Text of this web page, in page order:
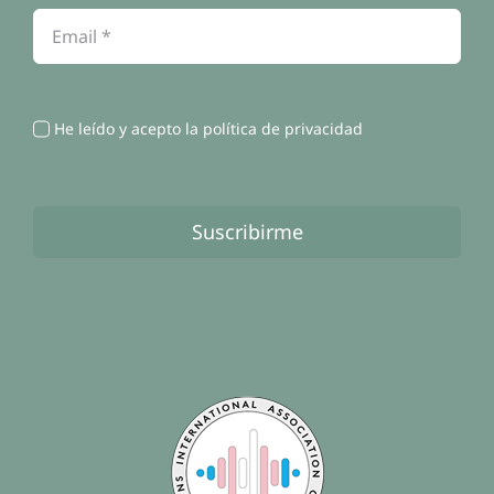
Contacto
He leído y acepto la política de privacidad
Suscribirme